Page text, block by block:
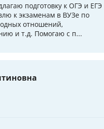
подготовку к ОГЭ и ЕГЭ
к экзаменам в ВУЗе по
отношений,
и т.д. Помогаю с п...